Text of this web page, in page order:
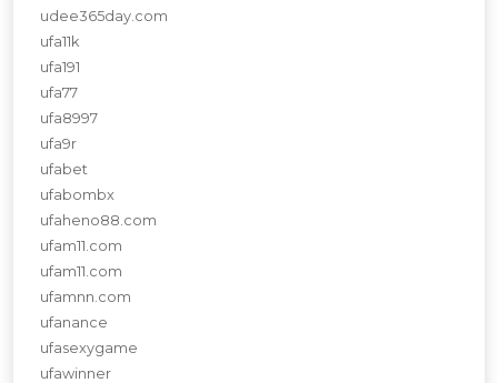
udee365day.com
ufa11k
ufa191
ufa77
ufa8997
ufa9r
ufabet
ufabombx
ufaheno88.com
ufam11.com
ufam11.com
ufamnn.com
ufanance
ufasexygame
ufawinner